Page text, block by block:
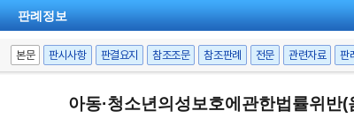
판례정보
본문 판시사항 판결요지 참조조문 참조판례 전문 관련자료 판
아동·청소년의성보호에관한법률위반